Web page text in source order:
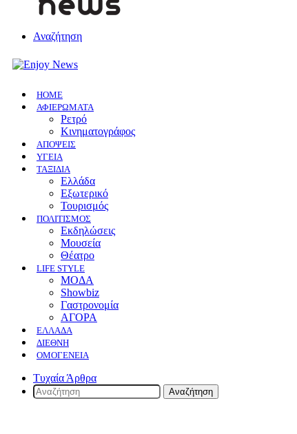
Αναζήτηση
HOME
ΑΦΙΕΡΩΜΑΤΑ
Ρετρό
Κινηματογράφος
ΑΠΟΨΕΙΣ
ΥΓΕΙΑ
ΤΑΞΙΔΙΑ
Ελλάδα
Εξωτερικό
Τουρισμός
ΠΟΛΙΤΙΣΜΟΣ
Eκδηλώσεις
Mουσεία
Θέατρο
LIFE STYLE
ΜΟΔΑ
Showbiz
Γαστρονομία
ΑΓΟΡΑ
ΕΛΛΆΔΑ
ΔΙΕΘΝΉ
ΟΜΟΓΈΝΕΙΑ
Τυχαία Άρθρα
Αναζήτηση